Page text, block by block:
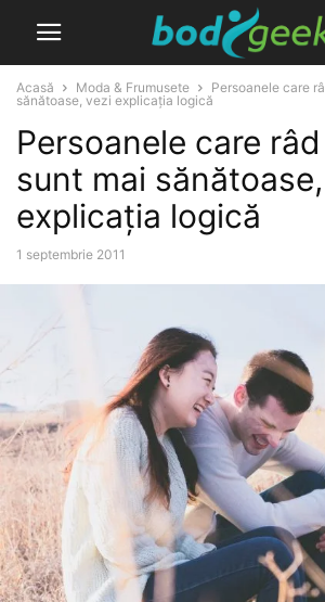
Acasă Moda & Frumusete
Persoanele care
sănătoase, vezi explicația logică
Persoanele care
sunt mai
explicația logică
1 septembrie 2011